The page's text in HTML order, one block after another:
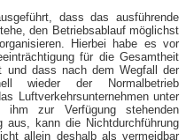
dass das ausführende
den Betriebsablauf möglichst
Hierbei habe es vor
für die Gesamtheit
und dass nach dem Wegfall der
wieder der Normalbetrieb
Luftverkehrsunternehmen unter
ihm zur Verfügung stehenden
aus, kann die Nichtdurchführung
allein deshalb als vermeidbar